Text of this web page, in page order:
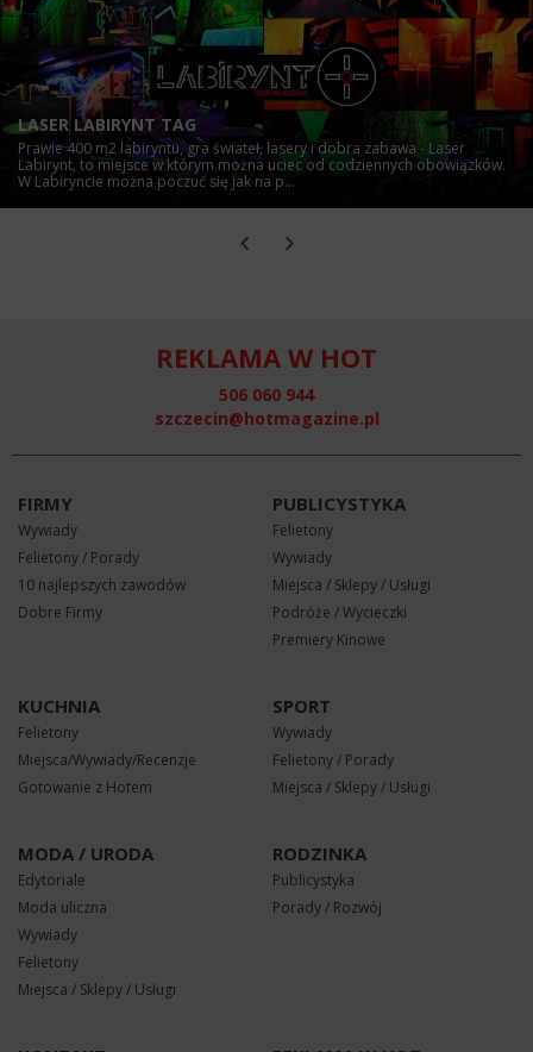
LASER LABIRYNT TAG
Prawie 400 m2 labiryntu, gra świateł, lasery i dobra zabawa - Laser
Labirynt, to miejsce w którym można uciec od codziennych obowiązków.
W Labiryncie można poczuć się jak na p...
REKLAMA W HOT
506 060 944
szczecin@hotmagazine.pl
FIRMY
Wywiady
Felietony / Porady
10 najlepszych zawodów
Dobre Firmy
PUBLICYSTYKA
Felietony
Wywiady
Miejsca / Sklepy / Usługi
Podróże / Wycieczki
Premiery Kinowe
KUCHNIA
Felietony
Miejsca/Wywiady/Recenzje
Gotowanie z Hotem
SPORT
Wywiady
Felietony / Porady
Miejsca / Sklepy / Usługi
MODA / URODA
Edytoriale
Moda uliczna
Wywiady
Felietony
Miejsca / Sklepy / Usługi
RODZINKA
Publicystyka
Porady / Rozwój